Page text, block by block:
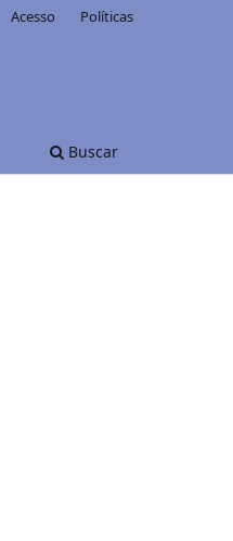
Buscar
Acesso Políticas